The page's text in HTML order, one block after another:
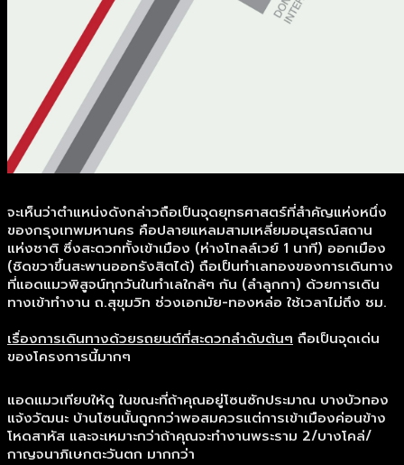
จะเห็นว่าตำแหน่งดังกล่าวถือเป็นจุดยุทธศาสตร์ที่สำคัญแห่งหนึ่ง
ของกรุงเทพมหานคร คือปลายแหลมสามเหลี่ยมอนุสรณ์สถาน
แห่งชาติ ซึ่งสะดวกทั้งเข้าเมือง (ห่างโทลล์เวย์ 1 นาที) ออกเมือง
(ชิดขวาขึ้นสะพานออกรังสิตได้) ถือเป็นทำเลทองของการเดินทาง
ที่แอดแมวพิสูจน์ทุกวันในทำเลใกล้ๆ กัน (ลำลูกกา) ด้วยการเดิน
ทางเข้าทำงาน ถ.สุขุมวิท ช่วงเอกมัย-ทองหล่อ ใช้เวลาไม่ถึง ชม.
เรื่องการเดินทางด้วยรถยนต์ที่สะดวกลำดับต้นๆ ถือเป็นจุดเด่น
ของโครงการนี้มากๆ
แอดแมวเทียบให้ดู ในขณะที่ถ้าคุณอยู่โซนซักประมาณ บางบัวทอง
แจ้งวัฒนะ บ้านโซนนั้นถูกกว่าพอสมควรแต่การเข้าเมืองค่อนข้าง
โหดสาหัส และจะเหมาะกว่าถ้าคุณจะทำงานพระราม 2/บางโคล่/
กาญจนาภิเษกตะวันตก มากกว่า